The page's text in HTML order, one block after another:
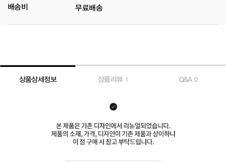
배송비 무료배송
상품상세정보 상품리뷰 1 Q&A0